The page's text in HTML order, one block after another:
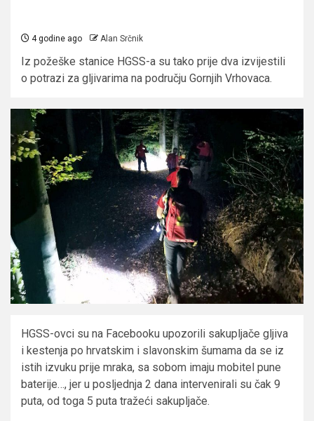
4 godine ago Alan Srčnik
Iz požeške stanice HGSS-a su tako prije dva izvijestili
o potrazi za gljivarima na području Gornjih Vrhovaca.
HGSS-ovci su na Facebooku upozorili sakupljače gljiva
i kestenja po hrvatskim i slavonskim šumama da se iz
istih izvuku prije mraka, sa sobom imaju mobitel pune
baterije…, jer u posljednja 2 dana intervenirali su čak 9
puta, od toga 5 puta tražeći sakupljače.